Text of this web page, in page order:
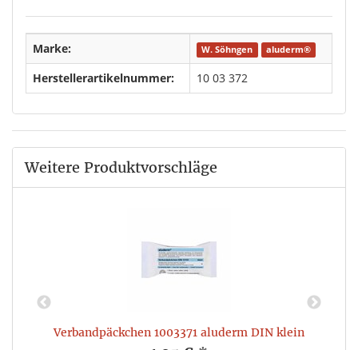
Marke: W. Söhngen aluderm®
Herstellerartikelnummer: 10 03 372
Weitere Produktvorschläge
Verbandpäckchen 1003371 aluderm DIN klein